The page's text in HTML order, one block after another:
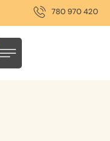
780 970 420